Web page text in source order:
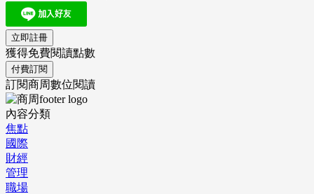
立即註冊
獲得免費閱讀點數
付費訂閱
訂閱商周數位閱讀
內容分類
焦點
國際
財經
管理
職場